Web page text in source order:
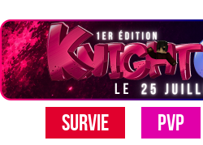
Survie PvP